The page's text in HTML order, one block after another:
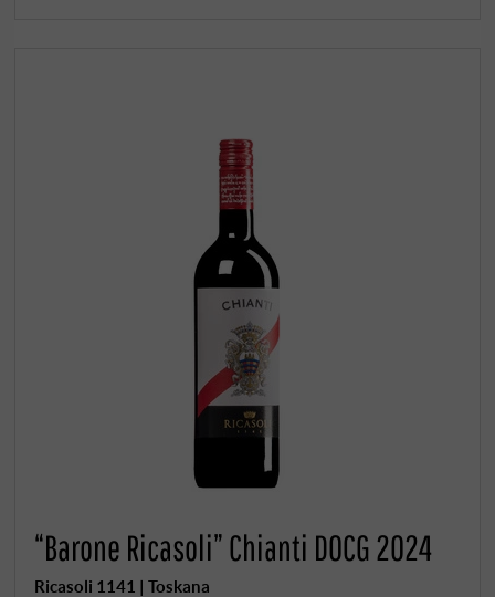
“Barone Ricasoli” Chianti DOCG 2024
Ricasoli 1141 | Toskana